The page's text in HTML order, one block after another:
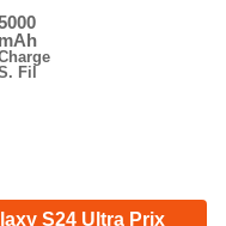
mAh
Fil
S24 Ultra Prix